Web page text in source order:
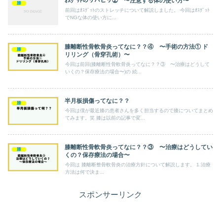
膝
前回はｵｽｸﾞｯﾄのストレッチについて解説しました。 今回はｵｽｸﾞｯﾄ
でNGな体の使い方に...
膝
膝離断性骨軟骨炎ってなに？？④ 〜手術の方法① ド
リリング（骨穿孔術）〜
今回は前回(膝離断性骨軟骨炎ってなに？？③ 〜治療はどうして
いくの？保存療法の場合〜)の 続...
膝 半月板損傷ってなに？？
今回は僕が最近膝の患者さんを多く担当するので膝についてまとめ
てみます。笑 膝は以前の記事で変...
膝
膝離断性骨軟骨炎ってなに？？③ 〜治療はどうしてい
くの？保存療法の場合〜
今回は 膝離断整骨軟骨炎の治療方針について解説します。 1.治療
方法は何で決ま...
スポンサーリンク